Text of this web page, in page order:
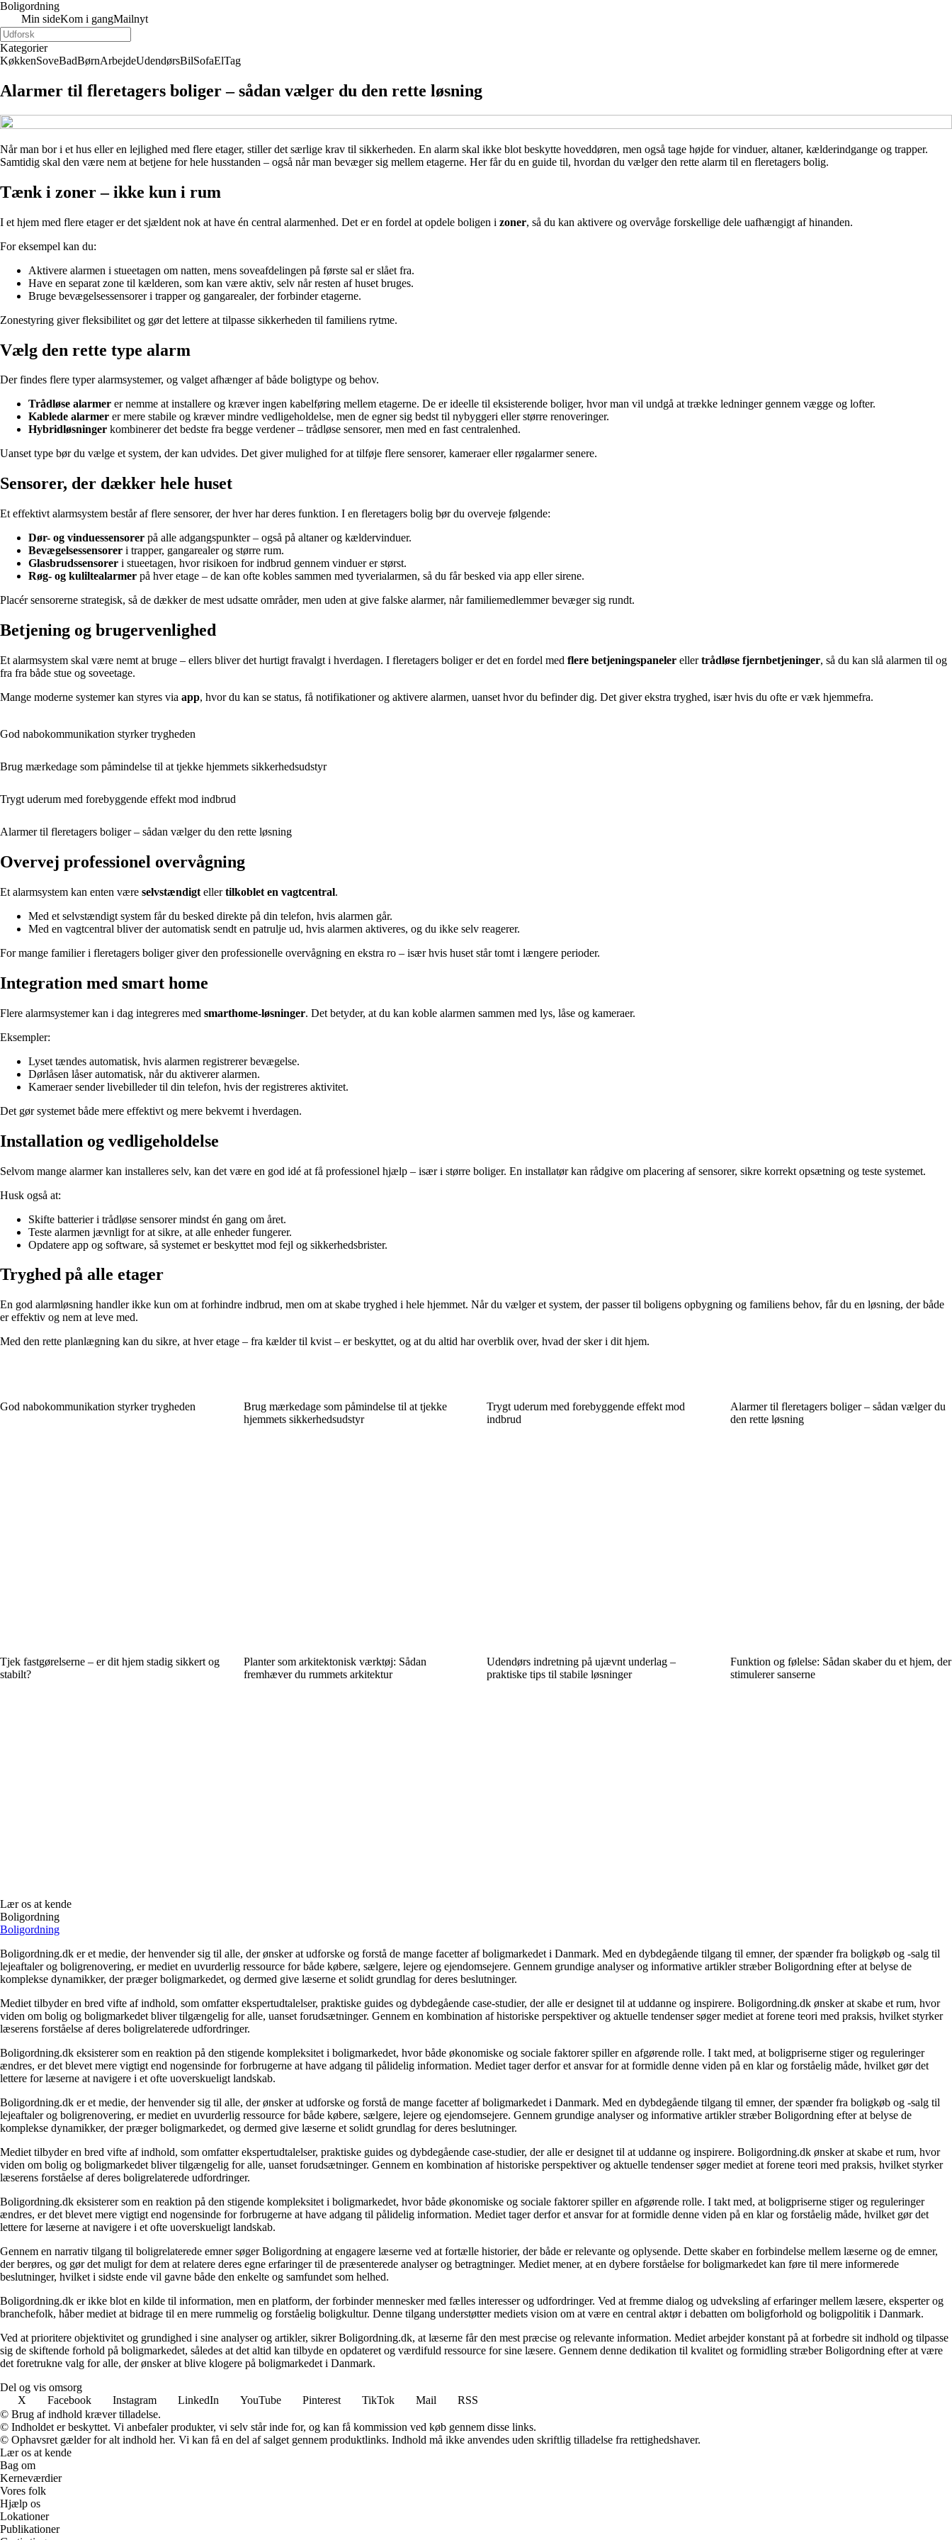
Boligordning
Min sideKom i gangMailnyt
Kategorier
KøkkenSoveBadBørnArbejdeUdendørsBilSofaElTag
Alarmer til fleretagers boliger – sådan vælger du den rette løsning
Når man bor i et hus eller en lejlighed med flere etager, stiller det særlige krav til sikkerheden. En alarm skal ikke blot beskytte hoveddøren, men også tage højde for vinduer, altaner, kælderindgange og trapper.
Samtidig skal den være nem at betjene for hele husstanden – også når man bevæger sig mellem etagerne. Her får du en guide til, hvordan du vælger den rette alarm til en fleretagers bolig.
Tænk i zoner – ikke kun i rum
I et hjem med flere etager er det sjældent nok at have én central alarmenhed. Det er en fordel at opdele boligen i zoner, så du kan aktivere og overvåge forskellige dele uafhængigt af hinanden.
For eksempel kan du:
Aktivere alarmen i stueetagen om natten, mens soveafdelingen på første sal er slået fra.
Have en separat zone til kælderen, som kan være aktiv, selv når resten af huset bruges.
Bruge bevægelsessensorer i trapper og gangarealer, der forbinder etagerne.
Zonestyring giver fleksibilitet og gør det lettere at tilpasse sikkerheden til familiens rytme.
Vælg den rette type alarm
Der findes flere typer alarmsystemer, og valget afhænger af både boligtype og behov.
Trådløse alarmer er nemme at installere og kræver ingen kabelføring mellem etagerne. De er ideelle til eksisterende boliger, hvor man vil undgå at trække ledninger gennem vægge og lofter.
Kablede alarmer er mere stabile og kræver mindre vedligeholdelse, men de egner sig bedst til nybyggeri eller større renoveringer.
Hybridløsninger kombinerer det bedste fra begge verdener – trådløse sensorer, men med en fast centralenhed.
Uanset type bør du vælge et system, der kan udvides. Det giver mulighed for at tilføje flere sensorer, kameraer eller røgalarmer senere.
Sensorer, der dækker hele huset
Et effektivt alarmsystem består af flere sensorer, der hver har deres funktion. I en fleretagers bolig bør du overveje følgende:
Dør- og vinduessensorer på alle adgangspunkter – også på altaner og kældervinduer.
Bevægelsessensorer i trapper, gangarealer og større rum.
Glasbrudssensorer i stueetagen, hvor risikoen for indbrud gennem vinduer er størst.
Røg- og kuliltealarmer på hver etage – de kan ofte kobles sammen med tyverialarmen, så du får besked via app eller sirene.
Placér sensorerne strategisk, så de dækker de mest udsatte områder, men uden at give falske alarmer, når familiemedlemmer bevæger sig rundt.
Betjening og brugervenlighed
Et alarmsystem skal være nemt at bruge – ellers bliver det hurtigt fravalgt i hverdagen. I fleretagers boliger er det en fordel med flere betjeningspaneler ellertrådløse fjernbetjeninger, så du kan slå alarmen til og
fra fra både stue og soveetage.
Mange moderne systemer kan styres via app, hvor du kan se status, få notifikationer og aktivere alarmen, uanset hvor du befinder dig. Det giver ekstra tryghed, især hvis du ofte er væk hjemmefra.
God nabokommunikation styrker trygheden
Brug mærkedage som påmindelse til at tjekke hjemmets sikkerhedsudstyr
Trygt uderum med forebyggende effekt mod indbrud
Alarmer til fleretagers boliger – sådan vælger du den rette løsning
Overvej professionel overvågning
Et alarmsystem kan enten være selvstændigt ellertilkoblet en vagtcentral.
Med et selvstændigt system får du besked direkte på din telefon, hvis alarmen går.
Med en vagtcentral bliver der automatisk sendt en patrulje ud, hvis alarmen aktiveres, og du ikke selv reagerer.
For mange familier i fleretagers boliger giver den professionelle overvågning en ekstra ro – især hvis huset står tomt i længere perioder.
Integration med smart home
Flere alarmsystemer kan i dag integreres med smarthome-løsninger. Det betyder, at du kan koble alarmen sammen med lys, låse og kameraer.
Eksempler:
Lyset tændes automatisk, hvis alarmen registrerer bevægelse.
Dørlåsen låser automatisk, når du aktiverer alarmen.
Kameraer sender livebilleder til din telefon, hvis der registreres aktivitet.
Det gør systemet både mere effektivt og mere bekvemt i hverdagen.
Installation og vedligeholdelse
Selvom mange alarmer kan installeres selv, kan det være en god idé at få professionel hjælp – især i større boliger. En installatør kan rådgive om placering af sensorer, sikre korrekt opsætning og teste systemet.
Husk også at:
Skifte batterier i trådløse sensorer mindst én gang om året.
Teste alarmen jævnligt for at sikre, at alle enheder fungerer.
Opdatere app og software, så systemet er beskyttet mod fejl og sikkerhedsbrister.
Tryghed på alle etager
En god alarmløsning handler ikke kun om at forhindre indbrud, men om at skabe tryghed i hele hjemmet. Når du vælger et system, der passer til boligens opbygning og familiens behov, får du en løsning, der både
er effektiv og nem at leve med.
Med den rette planlægning kan du sikre, at hver etage – fra kælder til kvist – er beskyttet, og at du altid har overblik over, hvad der sker i dit hjem.
God nabokommunikation styrker trygheden
Brug mærkedage som påmindelse til at tjekke
hjemmets sikkerhedsudstyr
Trygt uderum med forebyggende effekt mod
indbrud
Alarmer til fleretagers boliger – sådan vælger du
den rette løsning
Tjek fastgørelserne – er dit hjem stadig sikkert og
stabilt?
Planter som arkitektonisk værktøj: Sådan
fremhæver du rummets arkitektur
Udendørs indretning på ujævnt underlag –
praktiske tips til stabile løsninger
Funktion og følelse: Sådan skaber du et hjem, der
stimulerer sanserne
Lær os at kende
Boligordning
Boligordning
Boligordning.dk er et medie, der henvender sig til alle, der ønsker at udforske og forstå de mange facetter af boligmarkedet i Danmark. Med en dybdegående tilgang til emner, der spænder fra boligkøb og -salg til
lejeaftaler og boligrenovering, er mediet en uvurderlig ressource for både købere, sælgere, lejere og ejendomsejere. Gennem grundige analyser og informative artikler stræber Boligordning efter at belyse de
komplekse dynamikker, der præger boligmarkedet, og dermed give læserne et solidt grundlag for deres beslutninger.
Mediet tilbyder en bred vifte af indhold, som omfatter ekspertudtalelser, praktiske guides og dybdegående case-studier, der alle er designet til at uddanne og inspirere. Boligordning.dk ønsker at skabe et rum, hvor
viden om bolig og boligmarkedet bliver tilgængelig for alle, uanset forudsætninger. Gennem en kombination af historiske perspektiver og aktuelle tendenser søger mediet at forene teori med praksis, hvilket styrker
læserens forståelse af deres boligrelaterede udfordringer.
Boligordning.dk eksisterer som en reaktion på den stigende kompleksitet i boligmarkedet, hvor både økonomiske og sociale faktorer spiller en afgørende rolle. I takt med, at boligpriserne stiger og reguleringer
ændres, er det blevet mere vigtigt end nogensinde for forbrugerne at have adgang til pålidelig information. Mediet tager derfor et ansvar for at formidle denne viden på en klar og forståelig måde, hvilket gør det
lettere for læserne at navigere i et ofte uoverskueligt landskab.
Boligordning.dk er et medie, der henvender sig til alle, der ønsker at udforske og forstå de mange facetter af boligmarkedet i Danmark. Med en dybdegående tilgang til emner, der spænder fra boligkøb og -salg til
lejeaftaler og boligrenovering, er mediet en uvurderlig ressource for både købere, sælgere, lejere og ejendomsejere. Gennem grundige analyser og informative artikler stræber Boligordning efter at belyse de
komplekse dynamikker, der præger boligmarkedet, og dermed give læserne et solidt grundlag for deres beslutninger.
Mediet tilbyder en bred vifte af indhold, som omfatter ekspertudtalelser, praktiske guides og dybdegående case-studier, der alle er designet til at uddanne og inspirere. Boligordning.dk ønsker at skabe et rum, hvor
viden om bolig og boligmarkedet bliver tilgængelig for alle, uanset forudsætninger. Gennem en kombination af historiske perspektiver og aktuelle tendenser søger mediet at forene teori med praksis, hvilket styrker
læserens forståelse af deres boligrelaterede udfordringer.
Boligordning.dk eksisterer som en reaktion på den stigende kompleksitet i boligmarkedet, hvor både økonomiske og sociale faktorer spiller en afgørende rolle. I takt med, at boligpriserne stiger og reguleringer
ændres, er det blevet mere vigtigt end nogensinde for forbrugerne at have adgang til pålidelig information. Mediet tager derfor et ansvar for at formidle denne viden på en klar og forståelig måde, hvilket gør det
lettere for læserne at navigere i et ofte uoverskueligt landskab.
Gennem en narrativ tilgang til boligrelaterede emner søger Boligordning at engagere læserne ved at fortælle historier, der både er relevante og oplysende. Dette skaber en forbindelse mellem læserne og de emner,
der berøres, og gør det muligt for dem at relatere deres egne erfaringer til de præsenterede analyser og betragtninger. Mediet mener, at en dybere forståelse for boligmarkedet kan føre til mere informerede
beslutninger, hvilket i sidste ende vil gavne både den enkelte og samfundet som helhed.
Boligordning.dk er ikke blot en kilde til information, men en platform, der forbinder mennesker med fælles interesser og udfordringer. Ved at fremme dialog og udveksling af erfaringer mellem læsere, eksperter og
branchefolk, håber mediet at bidrage til en mere rummelig og forståelig boligkultur. Denne tilgang understøtter mediets vision om at være en central aktør i debatten om boligforhold og boligpolitik i Danmark.
Ved at prioritere objektivitet og grundighed i sine analyser og artikler, sikrer Boligordning.dk, at læserne får den mest præcise og relevante information. Mediet arbejder konstant på at forbedre sit indhold og tilpasse
sig de skiftende forhold på boligmarkedet, således at det altid kan tilbyde en opdateret og værdifuld ressource for sine læsere. Gennem denne dedikation til kvalitet og formidling stræber Boligordning efter at være
det foretrukne valg for alle, der ønsker at blive klogere på boligmarkedet i Danmark.
Del og vis omsorg
X
Facebook Instagram LinkedIn YouTube Pinterest TikTok Mail
RSS
© Brug af indhold kræver tilladelse.
© Indholdet er beskyttet. Vi anbefaler produkter, vi selv står inde for, og kan få kommission ved køb gennem disse links.
© Ophavsret gælder for alt indhold her. Vi kan få en del af salget gennem produktlinks. Indhold må ikke anvendes uden skriftlig tilladelse fra rettighedshaver.
Lær os at kende
Bag om
Kerneværdier
Vores folk
Hjælp os
Lokationer
Publikationer